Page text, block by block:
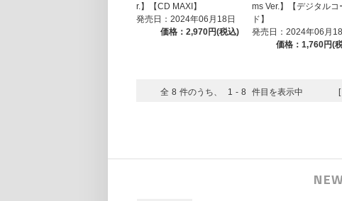
r.】【CD MAXI】
発売日：2024年06月18日
価格：2,970円(税込)
ms Ver.】【デジタルコ
ド】
発売日：2024年06月
価格：1,760円(
全 8 件のうち、 1 - 8 件目を表示中 [